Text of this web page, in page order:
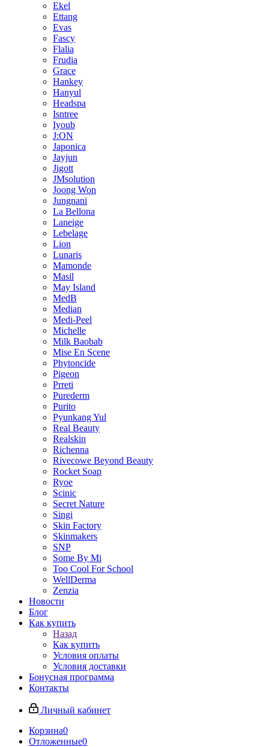
Ekel
Ettang
Evas
Fascy
Flalia
Frudia
Grace
Hankey
Hanyul
Headspa
Isntree
Iyoub
J:ON
Japonica
Jayjun
Jigott
JMsolution
Joong Won
Jungnani
La Bellona
Laneige
Lebelage
Lion
Lunaris
Mamonde
Masil
May Island
MedB
Median
Medi-Peel
Michelle
Milk Baobab
Mise En Scene
Phytoncide
Pigeon
Prreti
Purederm
Purito
Pyunkang Yul
Real Beauty
Realskin
Richenna
Rivecowe Beyond Beauty
Rocket Soap
Ryoe
Scinic
Secret Nature
Singi
Skin Factory
Skinmakers
SNP
Some By Mi
Too Cool For School
WellDerma
Zenzia
Новости
Блог
Как купить
Назад
Как купить
Условия оплаты
Условия доставки
Бонусная программа
Контакты
Личный кабинет
Корзина0
Отложенные0